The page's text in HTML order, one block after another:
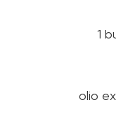
1
olio